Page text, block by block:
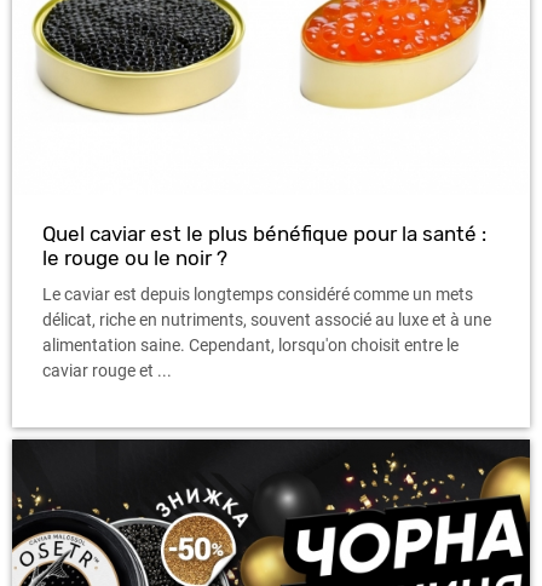
Quel caviar est le plus bénéfique pour la santé :
le rouge ou le noir ?
Le caviar est depuis longtemps considéré comme un mets
délicat, riche en nutriments, souvent associé au luxe et à une
alimentation saine. Cependant, lorsqu'on choisit entre le
caviar rouge et ...